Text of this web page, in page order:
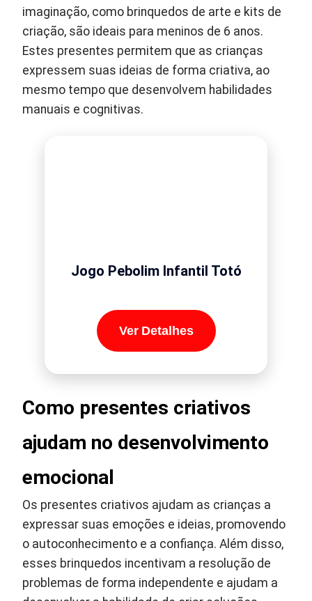
imaginação, como brinquedos de arte e kits de
criação, são ideais para meninos de 6 anos.
Estes presentes permitem que as crianças
expressem suas ideias de forma criativa, ao
mesmo tempo que desenvolvem habilidades
manuais e cognitivas.
Jogo Pebolim Infantil Totó
Ver Detalhes
Como presentes criativos
ajudam no desenvolvimento
emocional
Os presentes criativos ajudam as crianças a
expressar suas emoções e ideias, promovendo
o autoconhecimento e a confiança. Além disso,
esses brinquedos incentivam a resolução de
problemas de forma independente e ajudam a